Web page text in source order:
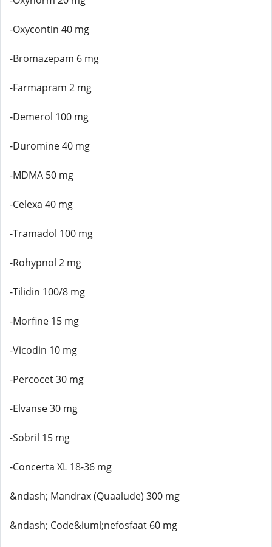
-Oxycontin 40 mg
-Bromazepam 6 mg
-Farmapram 2 mg
-Demerol 100 mg
-Duromine 40 mg
-MDMA 50 mg
-Celexa 40 mg
-Tramadol 100 mg
-Rohypnol 2 mg
-Tilidin 100/8 mg
-Morfine 15 mg
-Vicodin 10 mg
-Percocet 30 mg
-Elvanse 30 mg
-Sobril 15 mg
-Concerta XL 18-36 mg
&ndash; Mandrax (Quaalude) 300 mg
&ndash; Code&iuml;nefosfaat 60 mg